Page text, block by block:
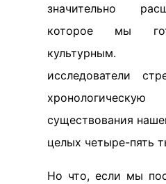
значительно
которое мы
культурным.
исследователи
существования
целых четыре-пять
Но что, если мы